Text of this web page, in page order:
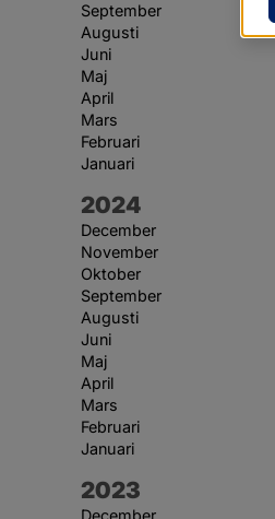
September
Augusti
Juni
Maj
April
Mars
Februari
Januari
År:
2024
December
November
Oktober
September
Augusti
Juni
Maj
April
Mars
Februari
Januari
År:
2023
December